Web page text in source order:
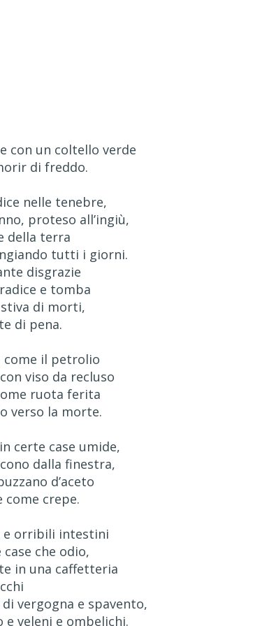
con un coltello verde
di freddo.
nelle tenebre,
proteso all’ingiù,
della terra
tutti i giorni.
disgrazie
e tomba
di morti,
di pena.
come il petrolio
viso da recluso
ruota ferita
verso la morte.
certe case umide,
dalla finestra,
d’aceto
come crepe.
e orribili intestini
che odio,
in una caffetteria
vergogna e spavento,
veleni e ombelichi.